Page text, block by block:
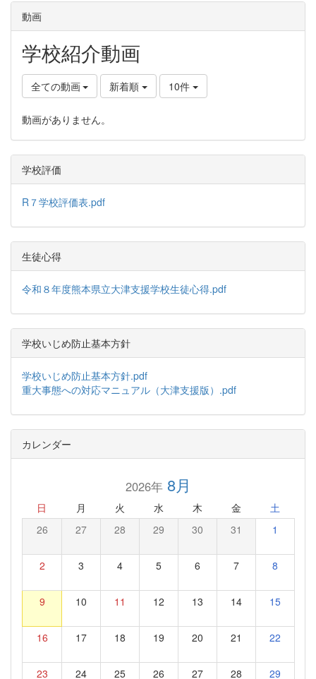
動画
学校紹介動画
全ての動画 新着順 10件
動画がありません。
学校評価
R７学校評価表.pdf
生徒心得
令和８年度熊本県立大津支援学校生徒心得.pdf
学校いじめ防止基本方針
学校いじめ防止基本方針.pdf
重大事態への対応マニュアル（大津支援版）.pdf
カレンダー
2026年8月
日 月 火 水 木 金 土
26 27 28 29 30 31 1
2 3 4 5 6 7 8
9 10 11 12 13 14 15
16 17 18 19 20 21 22
23 24 25 26 27 28 29